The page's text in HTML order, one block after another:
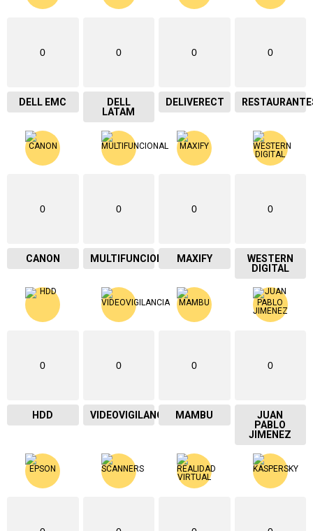
0
DELL EMC
0
DELL
LATAM
0
DELIVERECT
0
0
CANON
0
MULTIFUNCIONAL
0
MAXIFY
0
WESTERN
DIGITAL
0
HDD
0
VIDEOVIGILANCIA
0
MAMBU
0
JUAN
PABLO
JIMENEZ